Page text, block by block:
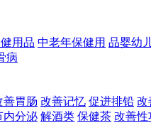
用品 中老年保健用 品婴幼
病
善胃肠 改善记忆 促进排铅 改
内分泌 解酒类 保健茶 改善性